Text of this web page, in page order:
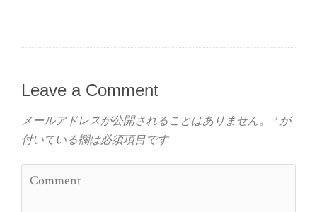
Leave a Comment
メールアドレスが公開されることはありません。 *が
付いている欄は必須項目です